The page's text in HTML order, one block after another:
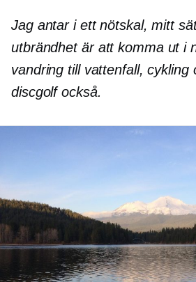
Jag antar i ett nötskal, mitt
utbrändhet är att komma ut i
vandring till vattenfall, cykling
discgolf också.